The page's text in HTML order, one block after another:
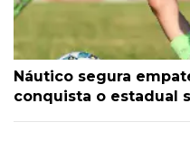
Náutico segura
conquista o estadual